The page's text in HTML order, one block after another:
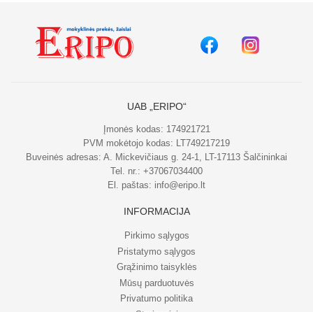
UAB „ERIPO“
Įmonės kodas: 174921721
PVM mokėtojo kodas: LT749217219
Buveinės adresas: A. Mickevičiaus g. 24-1, LT-17113 Šalčininkai
Tel. nr.: +37067034400
El. paštas: info@eripo.lt
INFORMACIJA
Pirkimo sąlygos
Pristatymo sąlygos
Grąžinimo taisyklės
Mūsų parduotuvės
Privatumo politika